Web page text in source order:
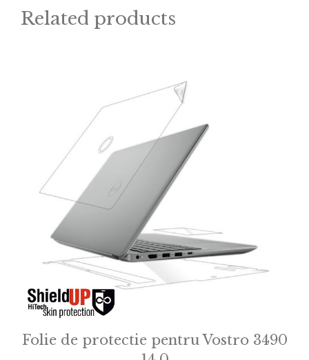
Related products
Folie de protectie pentru Vostro 3490